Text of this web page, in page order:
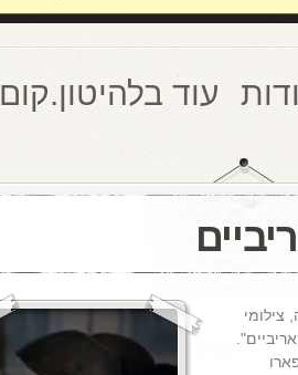
עוד בלהיטון.קום
צילומי